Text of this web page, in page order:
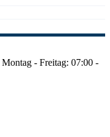
Montag - Freitag: 07:00 -